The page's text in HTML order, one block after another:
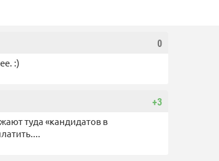
0
:)
+3
туда «кандидатов в